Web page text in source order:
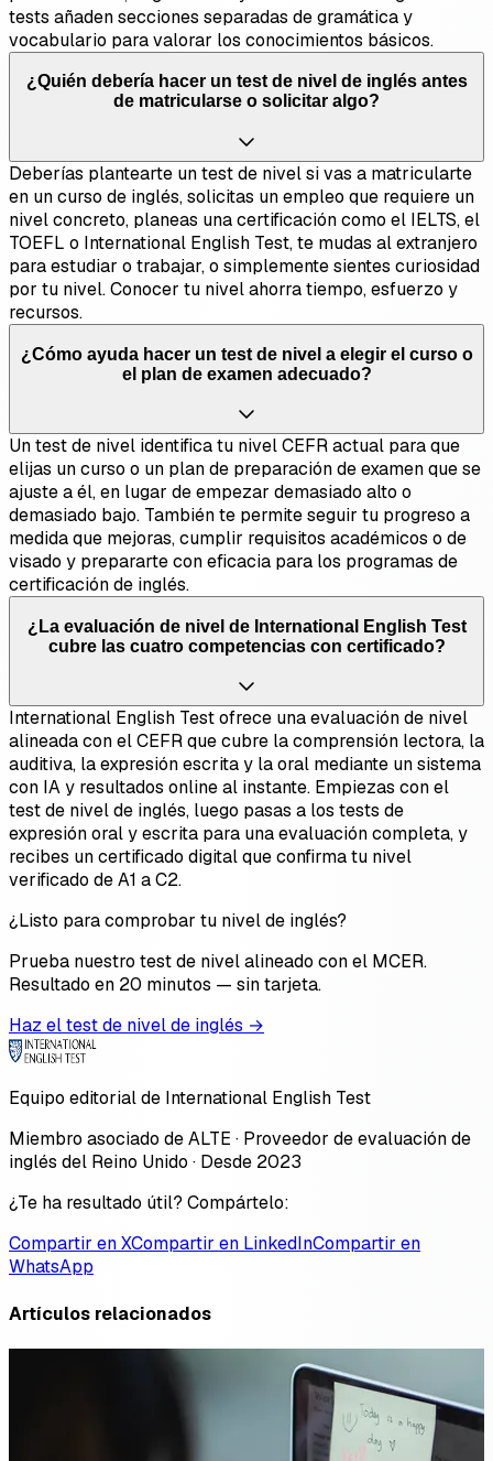
tests añaden secciones separadas de gramática y
vocabulario para valorar los conocimientos básicos.
¿Quién debería hacer un test de nivel de inglés antes
de matricularse o solicitar algo?
Deberías plantearte un test de nivel si vas a matricularte
en un curso de inglés, solicitas un empleo que requiere un
nivel concreto, planeas una certificación como el IELTS, el
TOEFL o International English Test, te mudas al extranjero
para estudiar o trabajar, o simplemente sientes curiosidad
por tu nivel. Conocer tu nivel ahorra tiempo, esfuerzo y
recursos.
¿Cómo ayuda hacer un test de nivel a elegir el curso o
el plan de examen adecuado?
Un test de nivel identifica tu nivel CEFR actual para que
elijas un curso o un plan de preparación de examen que se
ajuste a él, en lugar de empezar demasiado alto o
demasiado bajo. También te permite seguir tu progreso a
medida que mejoras, cumplir requisitos académicos o de
visado y prepararte con eficacia para los programas de
certificación de inglés.
¿La evaluación de nivel de International English Test
cubre las cuatro competencias con certificado?
International English Test ofrece una evaluación de nivel
alineada con el CEFR que cubre la comprensión lectora, la
auditiva, la expresión escrita y la oral mediante un sistema
con IA y resultados online al instante. Empiezas con el
test de nivel de inglés, luego pasas a los tests de
expresión oral y escrita para una evaluación completa, y
recibes un certificado digital que confirma tu nivel
verificado de A1 a C2.
¿Listo para comprobar tu nivel de inglés?
Prueba nuestro test de nivel alineado con el MCER.
Resultado en 20 minutos — sin tarjeta.
Haz el test de nivel de inglés →
Equipo editorial de International English Test
Miembro asociado de ALTE · Proveedor de evaluación de
inglés del Reino Unido · Desde 2023
¿Te ha resultado útil? Compártelo:
Compartir en XCompartir en LinkedInCompartir en
WhatsApp
Artículos relacionados